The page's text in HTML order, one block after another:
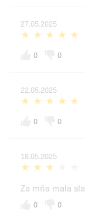
27.05.2025
0
0
22.05.2025
0
0
18.05.2025
Za mňa mala
0 0